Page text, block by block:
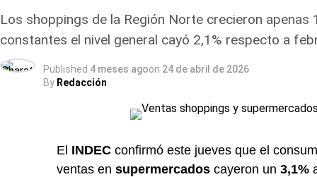
Los shoppings de la Región Norte crecieron
constantes el nivel general cayó 2,1% respecto a
Published 4 meses agoon 24 de abril de 2026
By Redacción
El INDEC confirmó este jueves que el
ventas en supermercados cayeron un 3,1%